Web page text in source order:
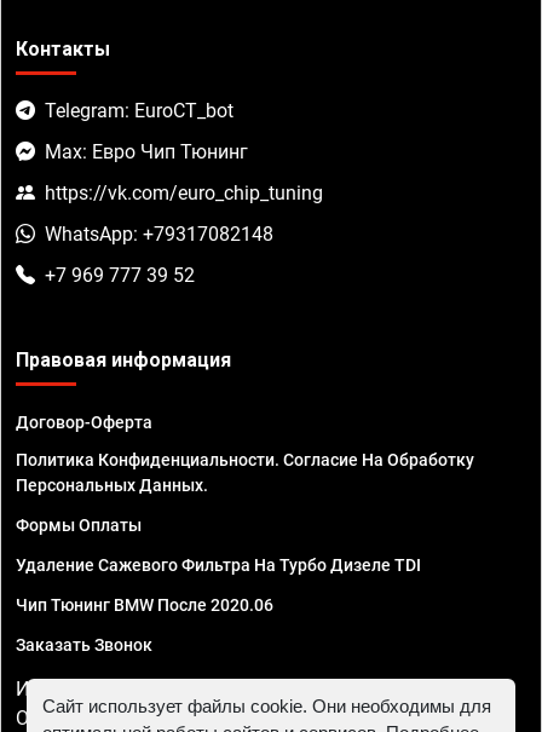
Контакты
Telegram: EuroCT_bot
Max: Евро Чип Тюнинг
https://vk.com/euro_chip_tuning
WhatsApp: +79317082148
+7 969 777 39 52
Правовая информация
Договор-Оферта
Политика Конфиденциальности. Согласие На Обработку
Персональных Данных.
Формы Оплаты
Удаление Сажевого Фильтра На Турбо Дизеле TDI
Чип Тюнинг BMW После 2020.06
Заказать Звонок
ИП Смирнов Георгий Павлович. ИНН 781302555843,
ОГРНИП 324470400032610
Сайт использует файлы cookie. Они необходимы для